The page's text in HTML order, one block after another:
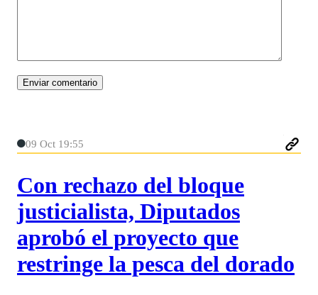
09 Oct 19:55
Con rechazo del bloque
justicialista, Diputados
aprobó el proyecto que
restringe la pesca del dorado